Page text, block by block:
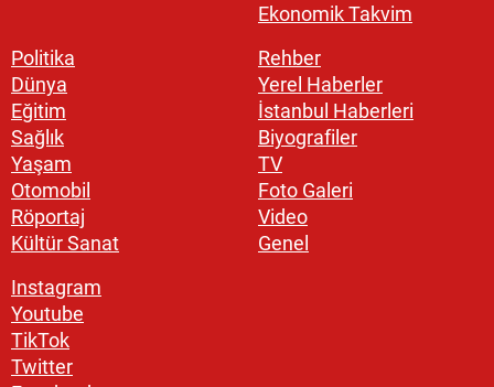
Ekonomik Takvim
Politika
Dünya
Eğitim
Sağlık
Yaşam
Otomobil
Röportaj
Kültür Sanat
Rehber
Yerel Haberler
İstanbul Haberleri
Biyografiler
TV
Foto Galeri
Video
Genel
Instagram
Youtube
TikTok
Twitter